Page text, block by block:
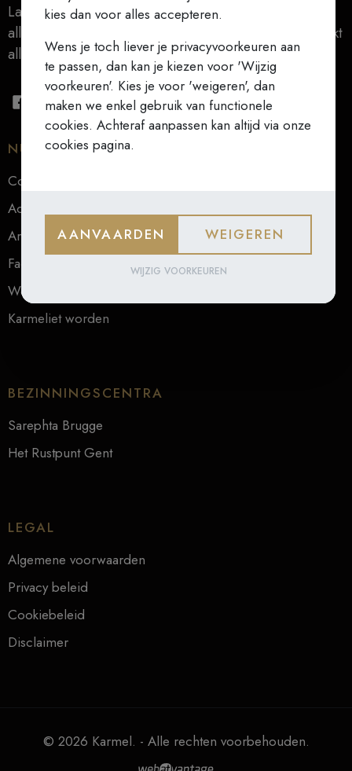
Laat niets je verontrusten, laat niets je beangstigen,
alles gaat voorbij, God verandert nooit, geduld bereikt
alles (Teresa van Ávila)
NUTTIGE LINKS
Contact
Actueel
Archief
Faq
Webwinkel
Karmeliet worden
BEZINNINGSCENTRA
Sarephta Brugge
Het Rustpunt Gent
LEGAL
Algemene voorwaarden
Privacy beleid
Cookiebeleid
Disclaimer
© 2026 Karmel. - Alle rechten voorbehouden.
kies dan voor alles accepteren.
Wens je toch liever je privacyvoorkeuren aan
te passen, dan kan je kiezen voor 'Wijzig
voorkeuren'. Kies je voor 'weigeren', dan
maken we enkel gebruik van functionele
cookies. Achteraf aanpassen kan altijd via onze
cookies pagina.
AANVAARDEN WEIGEREN
WIJZIG VOORKEUREN